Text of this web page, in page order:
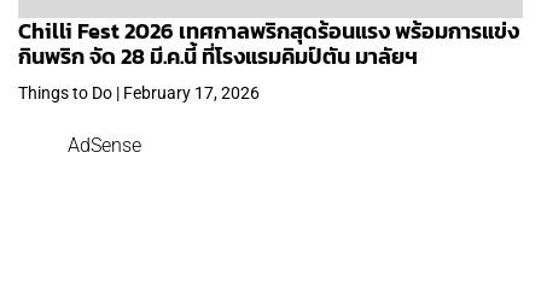
Chilli Fest 2026 เทศกาลพริกสุดร้อนแรง พร้อมการแข่ง
กินพริก จัด 28 มี.ค.นี้ ที่โรงแรมคิมป์ตัน มาลัยฯ
Things to Do | February 17, 2026
AdSense